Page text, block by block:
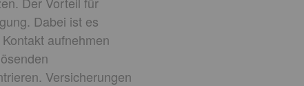
Dabei ist es
aufnehmen
Versicherungen